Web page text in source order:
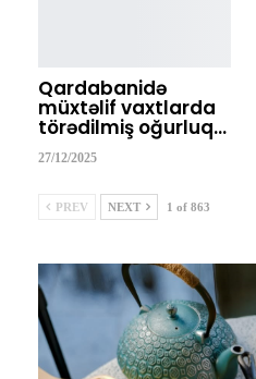
Qardabanidə
müxtəlif vaxtlarda
törədilmiş oğurluq…
27/12/2025
PREV NEXT 1 of 863